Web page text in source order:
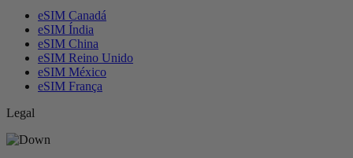
eSIM Canadá
eSIM Índia
eSIM China
eSIM Reino Unido
eSIM México
eSIM França
Legal